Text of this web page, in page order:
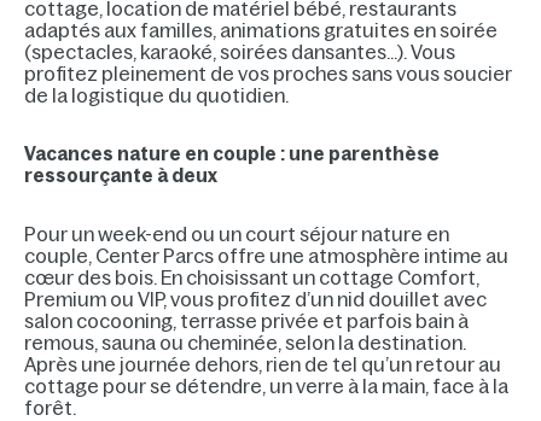
cottage, location de matériel bébé, restaurants
adaptés aux familles, animations gratuites en soirée
(spectacles, karaoké, soirées dansantes…). Vous
profitez pleinement de vos proches sans vous soucier
de la logistique du quotidien.
Vacances nature en couple : une parenthèse
ressourçante à deux
Pour un week-end ou un court séjour nature en
couple, Center Parcs offre une atmosphère intime au
cœur des bois. En choisissant un cottage Comfort,
Premium ou VIP, vous profitez d’un nid douillet avec
salon cocooning, terrasse privée et parfois bain à
remous, sauna ou cheminée, selon la destination.
Après une journée dehors, rien de tel qu’un retour au
cottage pour se détendre, un verre à la main, face à la
forêt.